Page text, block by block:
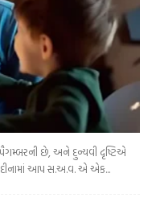
છે, અને દુન્યવી દૃષ્ટિએ
આપ સ.અ.વ. એ એક...